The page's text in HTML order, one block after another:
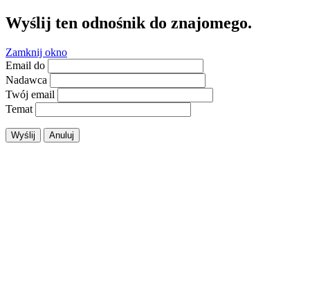
Wyślij ten odnośnik do znajomego.
Zamknij okno
Email do
Nadawca
Twój email
Temat
Wyślij Anuluj